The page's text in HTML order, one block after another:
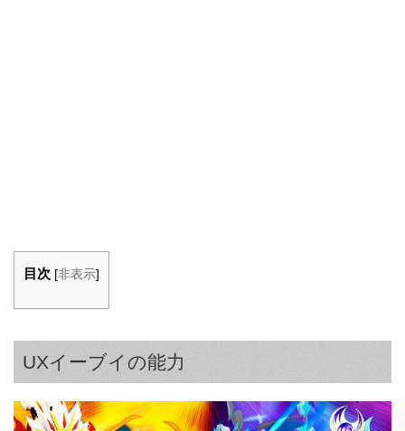
目次 [非表示]
UXイーブイの能力